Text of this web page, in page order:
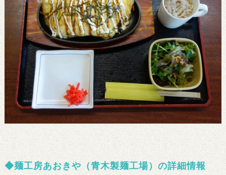
麺工房あおきや（青木製麺工場）の詳細情報